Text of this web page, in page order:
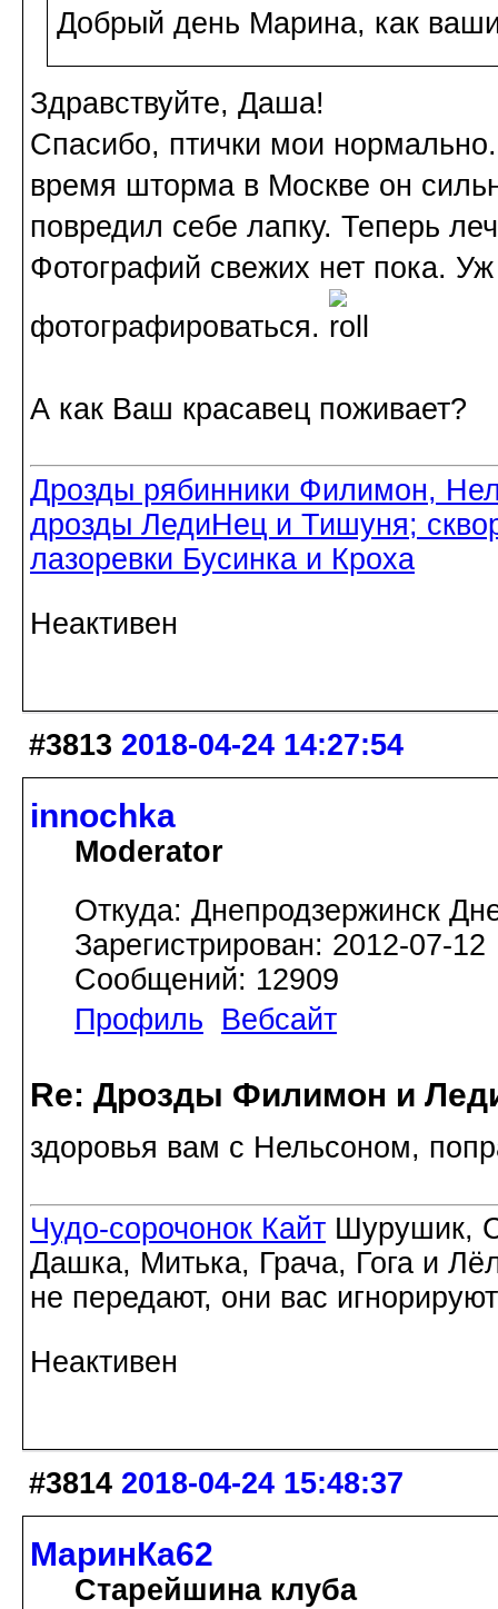
Добрый день Марина, как
Здравствуйте, Даша!
Спасибо, птички мои
время шторма в Москве он
повредил себе лапку. Теперь
Фотографий свежих нет пока.
фотографироваться.
А как Ваш красавец поживает?
Дрозды рябинники Филимон,
дрозды ЛедиНец и Тишуня;
лазоревки Бусинка и Кроха
Неактивен
#3813 2018-04-24 14:27:54
innochka
Moderator
Откуда: Днепродзержинск
Зарегистрирован: 2012-07-12
Сообщений: 12909
Профиль
Вебсайт
Re: Дрозды Филимон и
здоровья вам с Нельсоном,
Чудо-сорочонок Кайт Шурушик,
Дашка, Митька, Грача, Гога и
не передают, они вас игнорируют
Неактивен
#3814 2018-04-24 15:48:37
МаринКа62
Старейшина клуба